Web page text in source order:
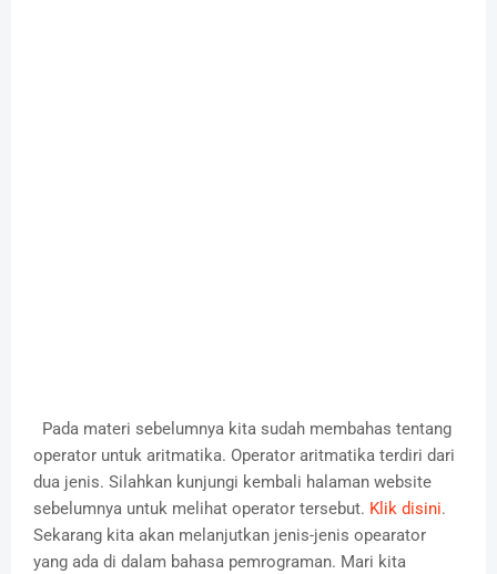
Pada materi sebelumnya kita sudah membahas tentang
operator untuk aritmatika. Operator aritmatika terdiri dari
dua jenis. Silahkan kunjungi kembali halaman website
sebelumnya untuk melihat operator tersebut. Klik disini.
Sekarang kita akan melanjutkan jenis-jenis opearator
yang ada di dalam bahasa pemrograman. Mari kita